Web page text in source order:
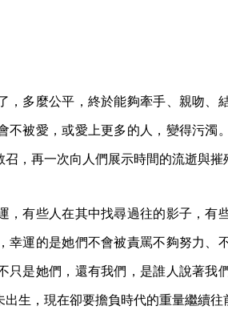
，多麼公平，終於能夠牽手、親吻、
不被愛，或愛上更多的人，變得污濁
，再一次向人們展示時間的流逝與摧
，有些人在其中找尋過往的影子，有
幸運的是她們不會被責罵不夠努力、
只是她們，還有我們，是誰人說著我
生，現在卻要擔負時代的重量繼續往